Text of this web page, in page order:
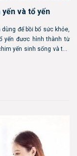
và tổ yến
để bồi bổ sức khỏe,
yến đươc hình thành từ
yến sinh sống và tồn